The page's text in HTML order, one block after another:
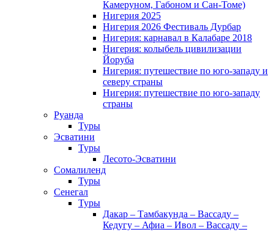
Камеруном, Габоном и Сан-Томе)
Нигерия 2025
Нигерия 2026 Фестиваль Дурбар
Нигерия: карнавал в Калабаре 2018
Нигерия: колыбель цивилизации
Йоруба
Нигерия: путешествие по юго-западу и
северу страны
Нигерия: путешествие по юго-западу
страны
Руанда
Туры
Эсватини
Туры
Лесото-Эсватини
Сомалиленд
Туры
Сенегал
Туры
Дакар – Тамбакунда – Вассаду –
Кедугу – Афиа – Ивол – Вассаду –